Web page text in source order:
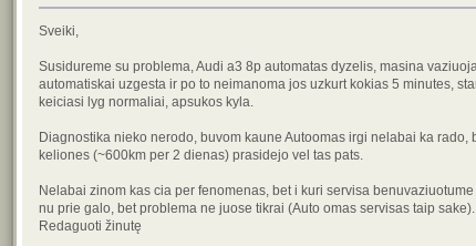
Sveiki,
Susidureme su problema, Audi a3 8p automatas dyzelis, masina
automatiskai uzgesta ir po to neimanoma jos uzkurt kokias 5 minutes,
keiciasi lyg normaliai, apsukos kyla.
Diagnostika nieko nerodo, buvom kaune Autoomas irgi nelabai ka
keliones (~600km per 2 dienas) prasidejo vel tas pats.
Nelabai zinom kas cia per fenomenas, bet i kuri servisa
nu prie galo, bet problema ne juose tikrai (Auto omas servisas taip
Redaguoti žinutę